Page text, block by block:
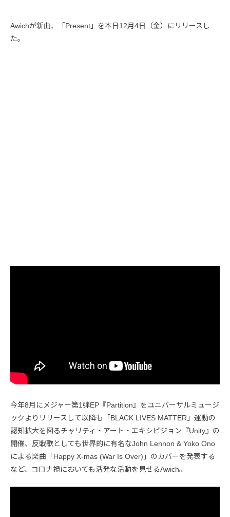
Awichが新曲、「Present」を本日12月4日（金）にリリースし
た。
今年8月にメジャー第1弾EP『Partition』をユニバーサルミュージ
ックよりリリースして以降も「BLACK LIVES MATTER」運動の
認知拡大を図るチャリティ・アート・エキシビジョン『Unity』の
開催、反戦歌としても世界的に有名なJohn Lennon & Yoko Ono
による楽曲「Happy X-mas (War Is Over)」のカバーを発表する
など、コロナ禍においても活発な活動を見せるAwich。